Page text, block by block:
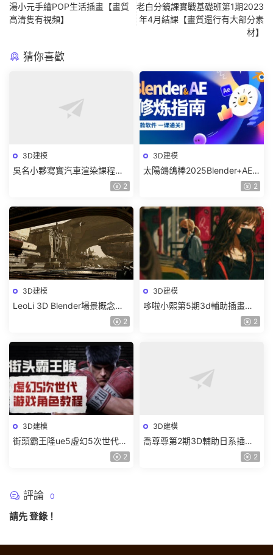
湯小元手繪POP生活插畫【畫質
高清隻有視頻】
老白分鏡課實戰基礎班第1期2023
年4月結課【畫質還行有大部分素
材】
猜你喜歡
3D建模
吳名小夥寫實汽車渲染課程
2025年結課C4D+OC【畫質高
2
3D建模
太陽鴿鴿棒2025Blender+AE
超級修煉指南【畫質高清有部2
3D建模
LeoLi 3D Blender場景概念設
計班第6期2023年【畫質高清2
3D建模
哆啦小熙第5期3d輔助插畫班
2023年【畫質不錯有大部分素
2
3D建模
街頭霸王隆ue5虛幻5次世代遊
戲角色制作全流程2024【畫質
2
3D建模
喬尊尊第2期3D輔助日系插圖
班2023【畫質高清有大部分素
2
評論 0
請先登錄 ！